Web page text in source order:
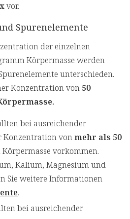
vor.
Spurenelemente
der einzelnen
Körpermasse werden
unterschieden.
Konzentration von 50
bei ausreichender
Konzentration vonmehr als 50
vorkommen.
Kalium, Magnesium und
Sie weitere Informationen
.
bei ausreichender